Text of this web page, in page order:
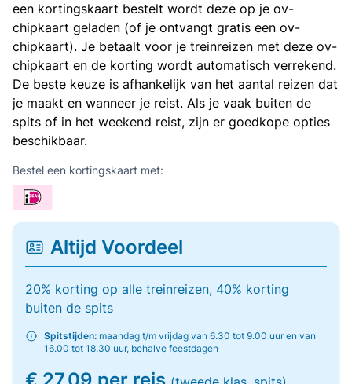
een kortingskaart bestelt wordt deze op je ov-
chipkaart geladen (of je ontvangt gratis een ov-
chipkaart). Je betaalt voor je treinreizen met deze ov-
chipkaart en de korting wordt automatisch verrekend.
De beste keuze is afhankelijk van het aantal reizen dat
je maakt en wanneer je reist. Als je vaak buiten de
spits of in het weekend reist, zijn er goedkope opties
beschikbaar.
Bestel een kortingskaart met:
Altijd Voordeel
20% korting op alle treinreizen, 40% korting
buiten de spits
Spitstijden: maandag t/m vrijdag van 6.30 tot 9.00 uur en van
16.00 tot 18.30 uur, behalve feestdagen